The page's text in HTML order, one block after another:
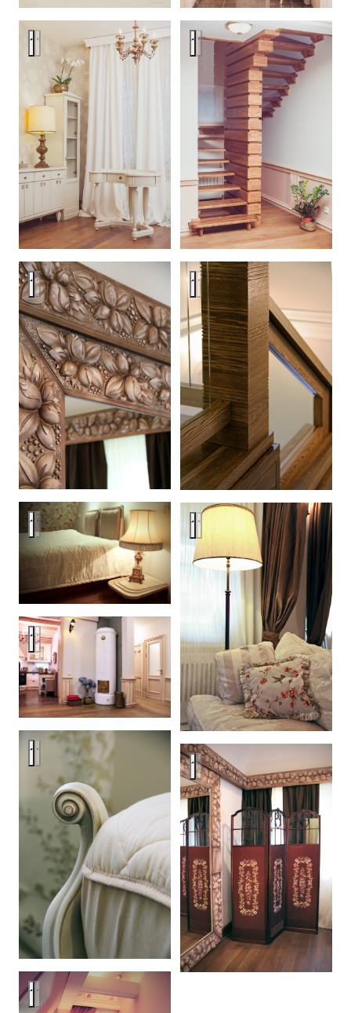
Загородный дом в пос.Репино Загородный дом в
Загородный дом в пос.РепиноЗагородный дом в
Загородный дом в пос.РепиноЗагородный дом в
Загородный дом в пос.Репино
Загородный дом в пос.Репино
Загородный дом в
Загородный дом в пос.Репино